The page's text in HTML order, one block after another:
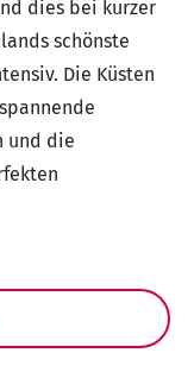
dies bei kurzer
schönste
Die Küsten
und die